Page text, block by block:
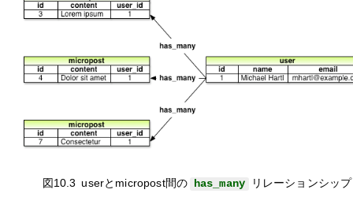
図10.3 userとmicropost間の has_many リレーションシップ